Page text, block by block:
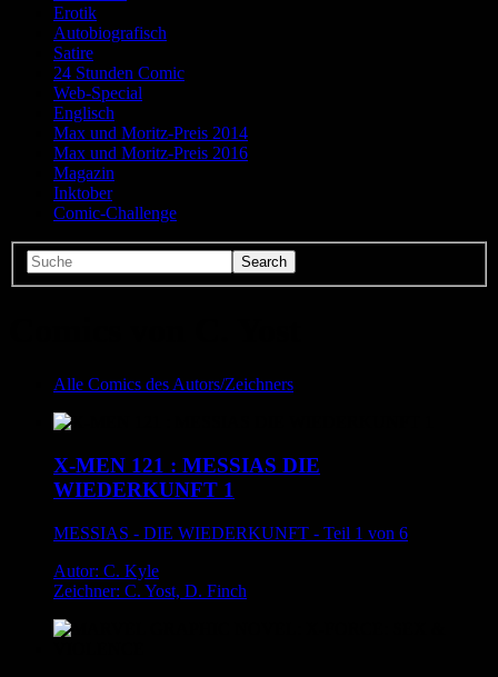
Erotik
Autobiografisch
Satire
24 Stunden Comic
Web-Special
Englisch
Max und Moritz-Preis 2014
Max und Moritz-Preis 2016
Magazin
Inktober
Comic-Challenge
Alle Comics des Autors/Zeichners
X-MEN 121 : MESSIAS DIE
WIEDERKUNFT 1
MESSIAS - DIE WIEDERKUNFT - Teil 1 von 6
Autor: C. Kyle
Zeichner: C. Yost, D. Finch